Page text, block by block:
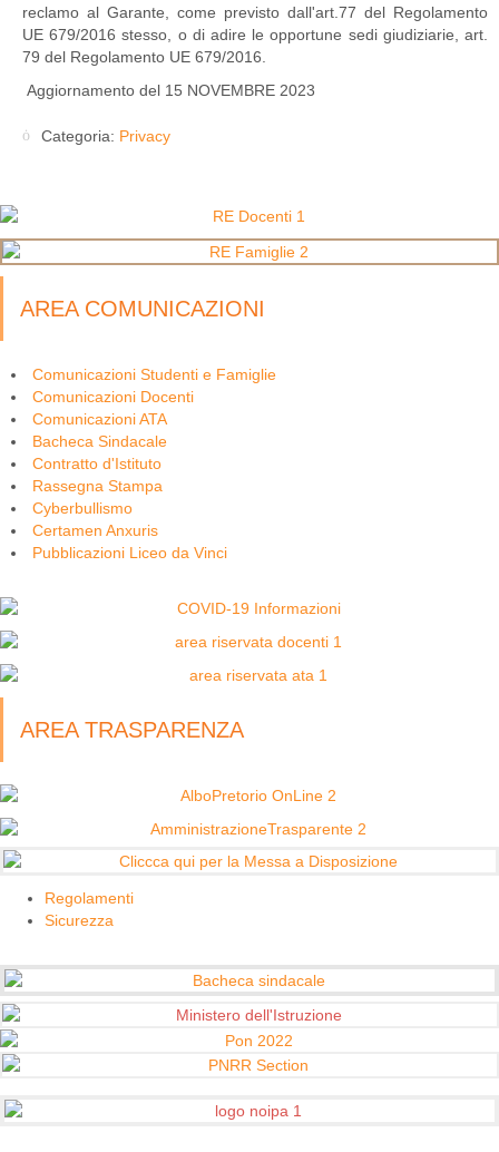
reclamo al Garante, come previsto dall'art.77 del Regolamento
UE 679/2016 stesso, o di adire le opportune sedi giudiziarie, art.
79 del Regolamento UE 679/2016.
Aggiornamento del 15 NOVEMBRE 2023
Categoria: Privacy
AREA COMUNICAZIONI
Comunicazioni Studenti e Famiglie
Comunicazioni Docenti
Comunicazioni ATA
Bacheca Sindacale
Contratto d'Istituto
Rassegna Stampa
Cyberbullismo
Certamen Anxuris
Pubblicazioni Liceo da Vinci
AREA TRASPARENZA
Regolamenti
Sicurezza